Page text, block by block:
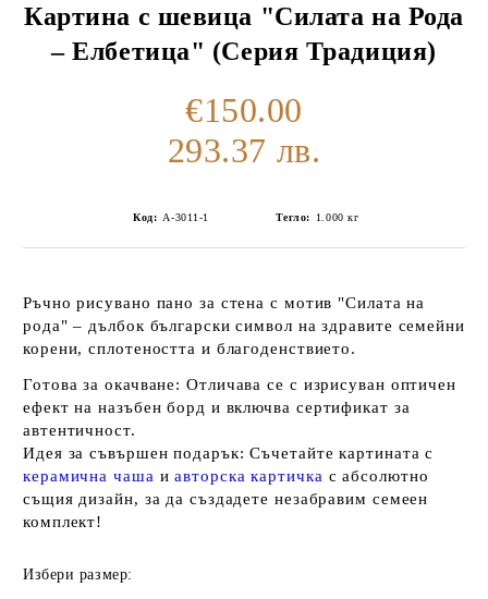
Картина с шевица "Силата на Рода
– Елбетица" (Серия Традиция)
€150.00
293.37 лв.
Код: А-3011-1 Тегло: 1.000 кг
Ръчно рисувано пано за стена с мотив "Силата на
рода" – дълбок български символ на здравите семейни
корени, сплотеността и благоденствието.
Готова за окачване: Отличава се с изрисуван оптичен
ефект на назъбен борд и включва сертификат за
автентичност.
Идея за съвършен подарък: Съчетайте картината с
керамична чаша иавторска картичка с абсолютно
същия дизайн, за да създадете незабравим семеен
комплект!
Избери размер: